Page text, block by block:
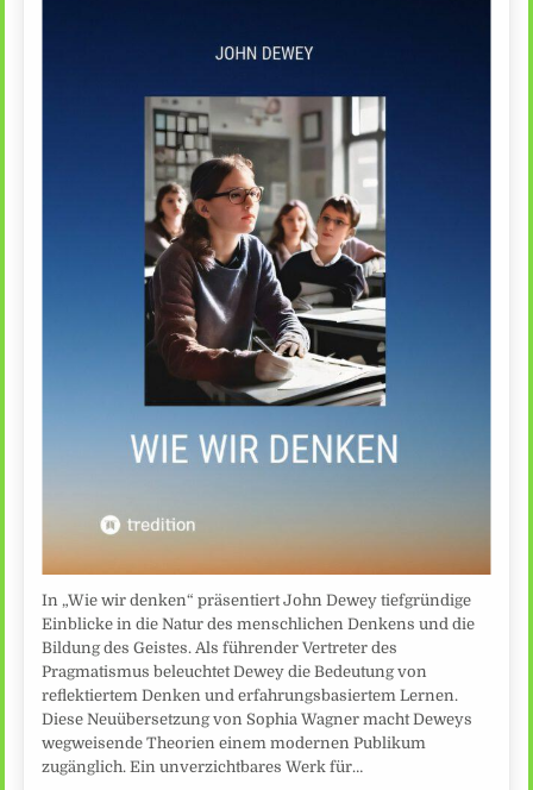
In „Wie wir denken“ präsentiert John Dewey tiefgründige
Einblicke in die Natur des menschlichen Denkens und die
Bildung des Geistes. Als führender Vertreter des
Pragmatismus beleuchtet Dewey die Bedeutung von
reflektiertem Denken und erfahrungsbasiertem Lernen.
Diese Neuübersetzung von Sophia Wagner macht Deweys
wegweisende Theorien einem modernen Publikum
zugänglich. Ein unverzichtbares Werk für…